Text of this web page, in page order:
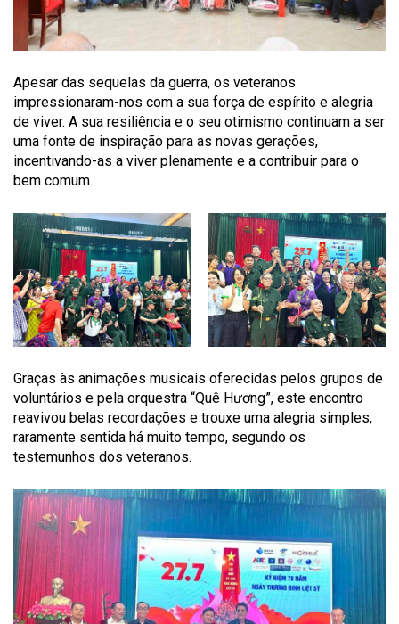
Apesar das sequelas da guerra, os veteranos
impressionaram-nos com a sua força de espírito e alegria
de viver. A sua resiliência e o seu otimismo continuam a ser
uma fonte de inspiração para as novas gerações,
incentivando-as a viver plenamente e a contribuir para o
bem comum.
Graças às animações musicais oferecidas pelos grupos de
voluntários e pela orquestra “Quê Hương”, este encontro
reavivou belas recordações e trouxe uma alegria simples,
raramente sentida há muito tempo, segundo os
testemunhos dos veteranos.